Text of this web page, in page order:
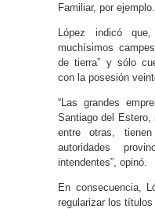
Familiar, por ejemplo.
López indicó
muchísimos
de tierra” y sólo
con la posesión
“Las grandes
Santiago del Estero,
entre otras,
autoridades
intendentes”, opinó.
En consecuencia,
regularizar los